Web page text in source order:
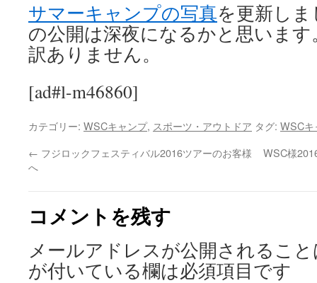
サマーキャンプの写真を更新し
の公開は深夜になるかと思いま
訳ありません。
[ad#l-m46860]
カテゴリー: WSCキャンプ, スポーツ・アウトドア タグ: WSCキ
← フジロックフェスティバル2016ツアーのお客様
へ
WSC様
コメントを残す
メールアドレスが公開されるこ
が付いている欄は必須項目です